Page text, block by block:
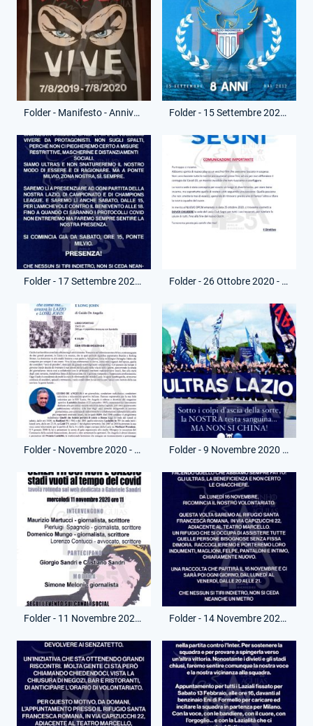
Folder - Manifesto - Anniversario Morte Fabrizio Piscitelli Folder - 15 Settembre 2020 - Volantino - 8 Anni Lazio Indonesia Li Jember
Folder - 17 Settembre 2020 - Comunicato Ultras Lazio - Ripresa campionato dopo pandemia Folder - 26 Ottobre 2020 - Comunicato Lazio Club Segni - Chiusura Sede Causa Coronavirus
Folder - Novembre 2020 - Scheda - Libro Guido De Angelis Folder - 9 Novembre 2020 - Comunicato Ultras Lazio - Chiusura Sede Via Amulio
Folder - 11 Novembre 2020 - Conferenza On-Line - Senza tifosi non è calcio Folder - 14 Novembre 2020 - Comunicato Ultras Lazio - Raccolta Indumenti Senzatetto